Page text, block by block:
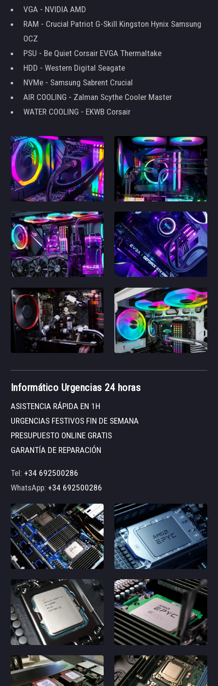
VGA - NVIDIA AMD
RAM - Crucial Patriot G-Skill Kingston Hynix Samsung
OCZ
PSU - Be Quiet Corsair EVGA Thermaltake
HDD - Western Digital Seagate
NVMe - Samsung Sabrent Crucial
AIR COOLING - Zalman Scythe Cooler Master
WATER COOLING - EKWB Corsair
Informático Urgencias 24 horas
ASISTENCIA RÁPIDA EN 1H
URGENCIAS FESTIVOS FIN DE SEMANA
PRESUPUESTO ONLINE GRATIS
GARANTÍA DE REPARACIÓN
Tel:+34 692500286
WhatsApp:+34 692500286